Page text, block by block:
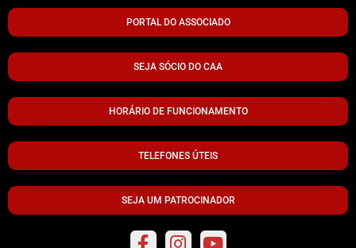
PORTAL DO ASSOCIADO
SEJA SÓCIO DO CAA
HORÁRIO DE FUNCIONAMENTO
TELEFONES ÚTEIS
SEJA UM PATROCINADOR